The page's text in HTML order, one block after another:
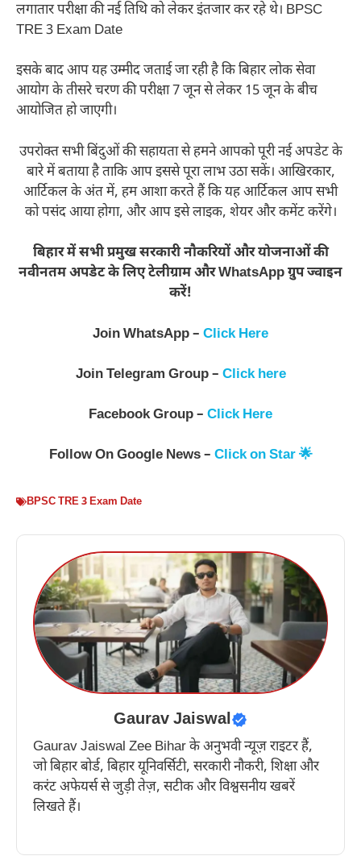
लगातार परीक्षा की नई तिथि को लेकर इंतजार कर रहे थे। BPSC
TRE 3 Exam Date
इसके बाद आप यह उम्मीद जताई जा रही है कि बिहार लोक सेवा
आयोग के तीसरे चरण की परीक्षा 7 जून से लेकर 15 जून के बीच
आयोजित हो जाएगी।
उपरोक्त सभी बिंदुओं की सहायता से हमने आपको पूरी नई अपडेट के
बारे में बताया है ताकि आप इससे पूरा लाभ उठा सकें। आखिरकार,
आर्टिकल के अंत में, हम आशा करते हैं कि यह आर्टिकल आप सभी
को पसंद आया होगा, और आप इसे लाइक, शेयर और कमेंट करेंगे।
बिहार में सभी प्रमुख सरकारी नौकरियों और योजनाओं की
नवीनतम अपडेट के लिए टेलीग्राम और WhatsApp ग्रुप ज्वाइन
करें!
Join WhatsApp – Click Here
Join Telegram Group – Click here
Facebook Group – Click Here
Follow On Google News – Click on Star 🌟
BPSC TRE 3 Exam Date
Gaurav Jaiswal
Gaurav Jaiswal Zee Bihar के अनुभवी न्यूज़ राइटर हैं,
जो बिहार बोर्ड, बिहार यूनिवर्सिटी, सरकारी नौकरी, शिक्षा और
करंट अफेयर्स से जुड़ी तेज़, सटीक और विश्वसनीय खबरें
लिखते हैं।